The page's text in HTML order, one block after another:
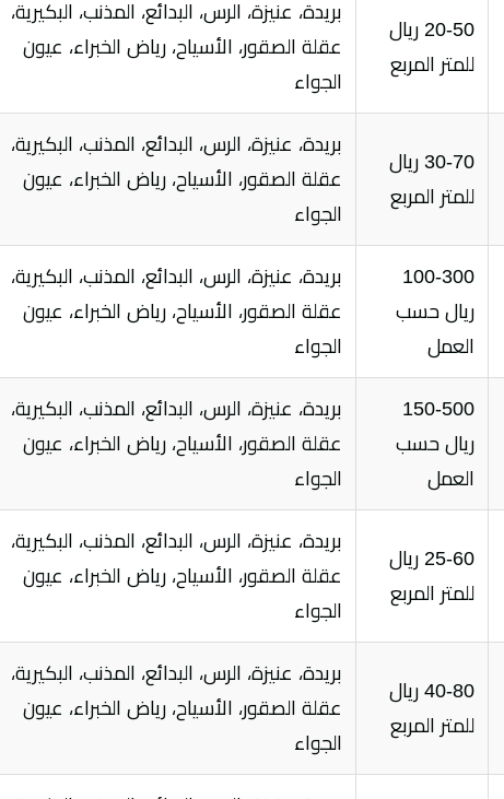
20-50 ريال
للمتر المربع
بريدة، عنيزة، الرس، البدائع، المذنب، البكيرية،
عقلة الصقور، الأسياح، رياض الخبراء، عيون
الجواء
30-70 ريال
للمتر المربع
بريدة، عنيزة، الرس، البدائع، المذنب، البكيرية،
عقلة الصقور، الأسياح، رياض الخبراء، عيون
الجواء
100-300
ريال حسب
العمل
بريدة، عنيزة، الرس، البدائع، المذنب، البكيرية،
عقلة الصقور، الأسياح، رياض الخبراء، عيون
الجواء
150-500
ريال حسب
العمل
بريدة، عنيزة، الرس، البدائع، المذنب، البكيرية،
عقلة الصقور، الأسياح، رياض الخبراء، عيون
الجواء
25-60 ريال
للمتر المربع
بريدة، عنيزة، الرس، البدائع، المذنب، البكيرية،
عقلة الصقور، الأسياح، رياض الخبراء، عيون
الجواء
40-80 ريال
للمتر المربع
بريدة، عنيزة، الرس، البدائع، المذنب، البكيرية،
عقلة الصقور، الأسياح، رياض الخبراء، عيون
الجواء